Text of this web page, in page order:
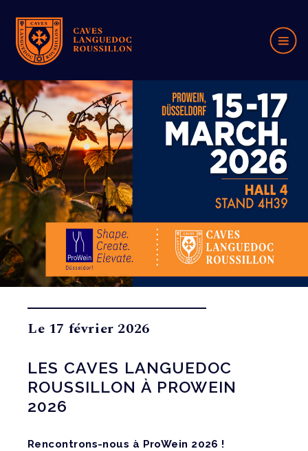
Le 17 février 2026
LES CAVES LANGUEDOC
ROUSSILLON À PROWEIN
2026
Rencontrons-nous à ProWein 2026 !